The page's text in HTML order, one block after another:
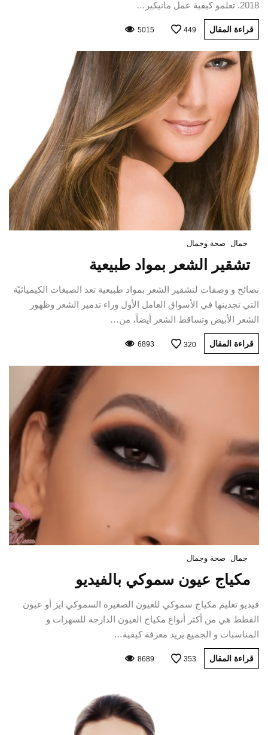
2018. تعلمو كيفية عمل مانيكير…
قراءة المقال 449
5015
جمال صحة وجمال
تشقير الشعر بمواد طبيعية
نصائح و وصفات لتشقير الشعر بمواد طبيعية تعد الصبغات الكيميائيّة
التي تجدينها في الأسواق العامل الأول وراء تدمير الشعر وظهور
الشعر الأبيض وتساقط الشعر أيضاً، من…
قراءة المقال 320
6893
جمال صحة وجمال
مكياج عيون سموكي بالفيديو
فيديو تعليم مكياج سموكي للعيون الصغيرة السموكي ايز أو عيون
القطط هي من أكثر أنواع مكياج العيون الدارجة للسهرات و
المناسبات و الجميع يريد معرفة كيفية…
قراءة المقال 353
8689